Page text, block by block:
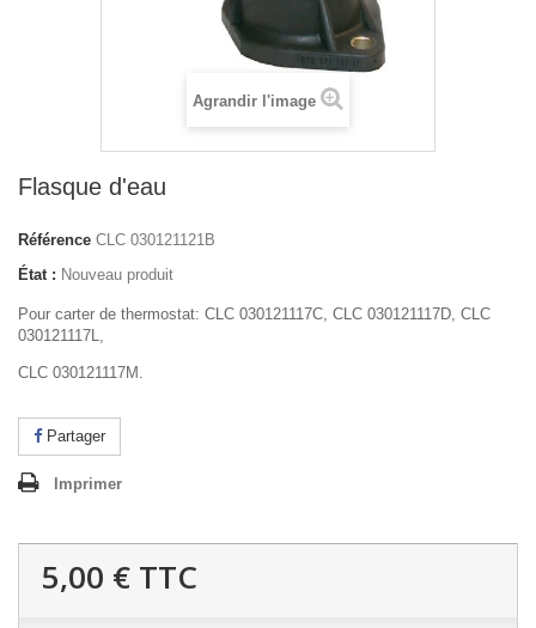
Agrandir l'image
Flasque d'eau
Référence CLC 030121121B
État : Nouveau produit
Pour carter de thermostat: CLC 030121117C, CLC 030121117D, CLC
030121117L,
CLC 030121117M.
Partager
Imprimer
5,00 € TTC